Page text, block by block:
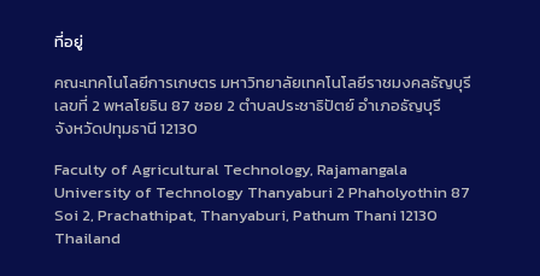
ที่อยู่
คณะเทคโนโลยีการเกษตร มหาวิทยาลัยเทคโนโลยีราชมงคลธัญบุรี
เลขที่ 2 พหลโยธิน 87 ซอย 2 ตำบลประชาธิปัตย์ อำเภอธัญบุรี
จังหวัดปทุมธานี 12130
Faculty of Agricultural Technology, Rajamangala
University of Technology Thanyaburi 2 Phaholyothin 87
Soi 2, Prachathipat, Thanyaburi, Pathum Thani 12130
Thailand